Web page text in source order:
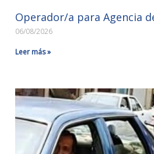
Operador/a para Agencia
06/08/2026
Leer más »